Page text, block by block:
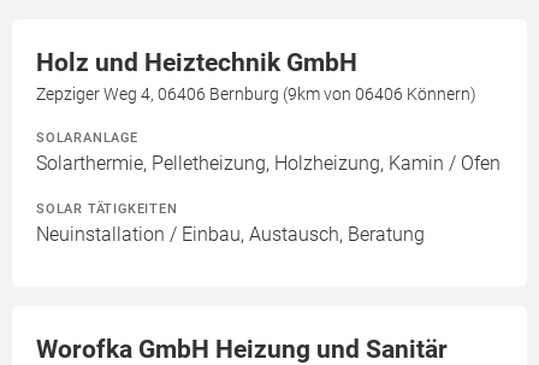
Holz und Heiztechnik GmbH
Zepziger Weg 4, 06406 Bernburg (9km von 06406 Könnern)
SOLARANLAGE
Solarthermie, Pelletheizung, Holzheizung, Kamin / Ofen
SOLAR TÄTIGKEITEN
Neuinstallation / Einbau, Austausch, Beratung
Worofka GmbH Heizung und Sanitär